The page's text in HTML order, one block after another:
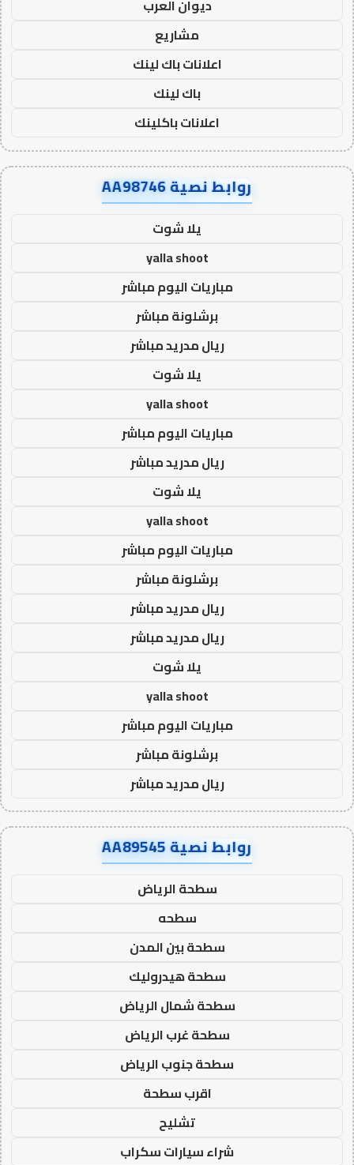
ديوان العرب
مشاريع
اعلانات باك لينك
باك لينك
اعلانات باكلينك
روابط نصية AA98746
يلا شوت
yalla shoot
مباريات اليوم مباشر
برشلونة مباشر
ريال مدريد مباشر
يلا شوت
yalla shoot
مباريات اليوم مباشر
ريال مدريد مباشر
يلا شوت
yalla shoot
مباريات اليوم مباشر
برشلونة مباشر
ريال مدريد مباشر
ريال مدريد مباشر
يلا شوت
yalla shoot
مباريات اليوم مباشر
برشلونة مباشر
ريال مدريد مباشر
روابط نصية AA89545
سطحة الرياض
سطحه
سطحة بين المدن
سطحة هيدروليك
سطحة شمال الرياض
سطحة غرب الرياض
سطحة جنوب الرياض
اقرب سطحة
تشليح
شراء سيارات سكراب